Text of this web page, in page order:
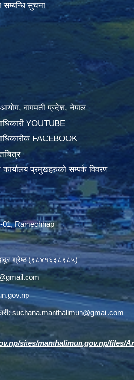
सम्बन्धि सुचना
वागमती प्रदेश, नेपाल
YOUTUBE
FACEBOOK
कार्यालय प्रमुखहरुको सम्पर्क विवरण
01, Ramechhap
श्रेष्ठ (९८४१६३८९८५)
suchana.manthalimun@gmail.com
sites/manthalimun.gov.np/files/